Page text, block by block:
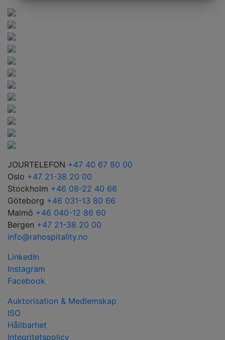
JOURTELEFON +47 40 67 80 00
Oslo +47 21-38 20 00
Stockholm +46 08-22 40 66
Göteborg +46 031-13 80 66
Malmö +46 040-12 86 60
Bergen +47 21-38 20 00
info@rahospitality.no
LinkedIn
Instagram
Facebook
Auktorisation & Medlemskap
ISO
Hållbarhet
Integritetspolicy